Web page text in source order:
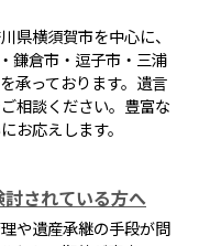
県横須賀市を中心に、
鎌倉市・逗子市・三浦
承っております。遺言
相談ください。豊富な
お応えします。
されている方へ
や遺産承継の手段が問